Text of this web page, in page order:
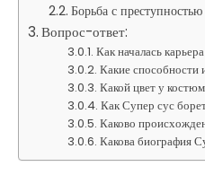
Борьба с
Вопрос-ответ:
Как началась
Какие способности
Какой цвет у
Как Супер сус
Каково
Какова биография